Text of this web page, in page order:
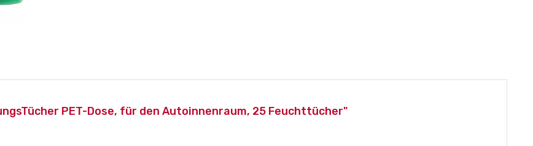
PET-Dose, für den Autoinnenraum, 25 Feuchttücher"